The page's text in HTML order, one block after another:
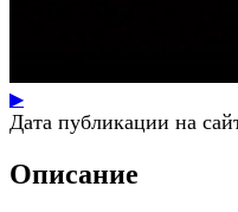
▶
Дата публикации на
Описание